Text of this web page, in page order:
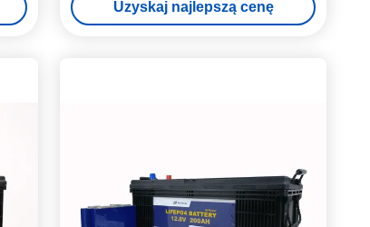
Uzyskaj najlepszą cenę